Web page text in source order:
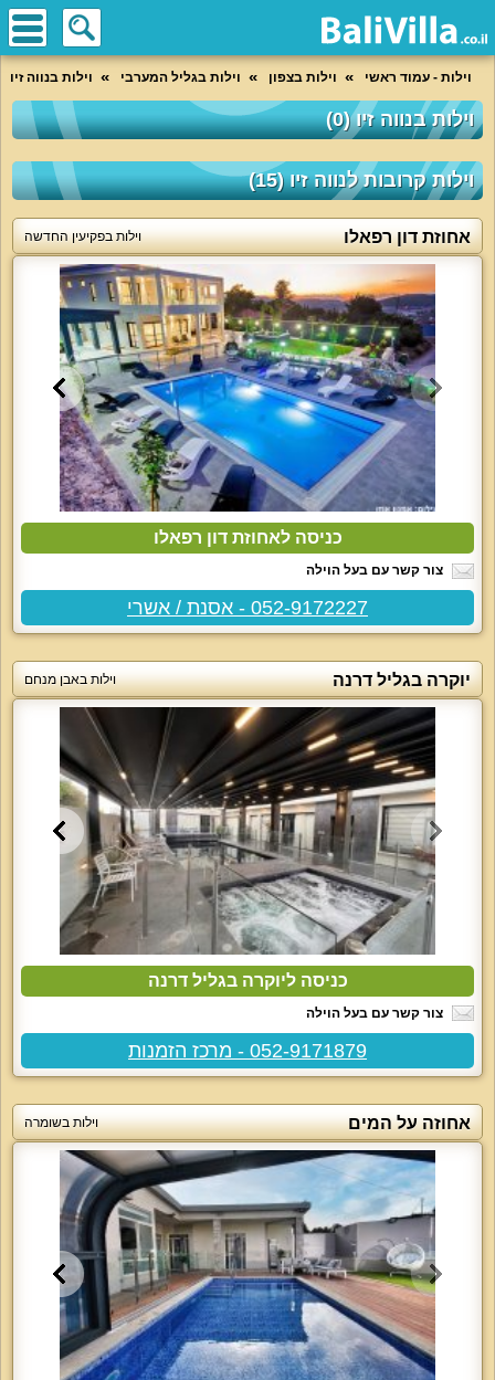
וילות - עמוד ראשי וילות בצפון וילות בגליל המערבי וילות בנווה זיו
וילות בנווה זיו (0)
וילות קרובות לנווה זיו (15)
אחוזת דון רפאלו וילות בפקיעין החדשה
כניסה לאחוזת דון רפאלו
צור קשר עם בעל הוילה
052-9172227 - אסנת / אשרי
יוקרה בגליל דרנה וילות באבן מנחם
כניסה ליוקרה בגליל דרנה
צור קשר עם בעל הוילה
052-9171879 - מרכז הזמנות
אחוזה על המים וילות בשומרה